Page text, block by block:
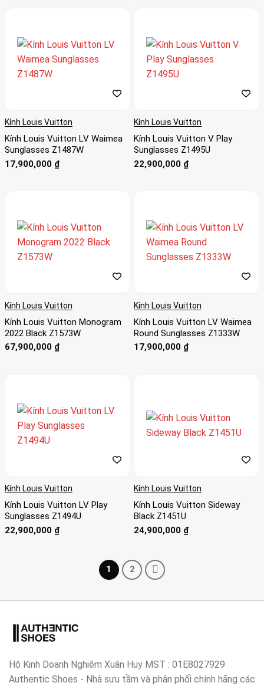
Kính Louis Vuitton
Kính Louis Vuitton LV Waimea
Sunglasses Z1487W
17,900,000 ₫
Kính Louis Vuitton
Kính Louis Vuitton V Play
Sunglasses Z1495U
22,900,000 ₫
Kính Louis Vuitton
Kính Louis Vuitton Monogram
2022 Black Z1573W
67,900,000 ₫
Kính Louis Vuitton
Kính Louis Vuitton LV Waimea
Round Sunglasses Z1333W
17,900,000 ₫
Kính Louis Vuitton
Kính Louis Vuitton LV Play
Sunglasses Z1494U
22,900,000 ₫
Kính Louis Vuitton
Kính Louis Vuitton Sideway
Black Z1451U
24,900,000 ₫
1 2
Hộ Kinh Doanh Nghiêm Xuân Huy MST : 01E8027929
Authentic Shoes - Nhà sưu tầm và phân phối chính hãng các